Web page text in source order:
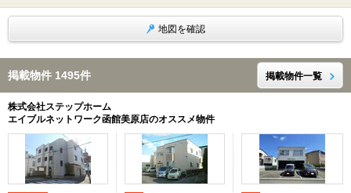
地図を確認
掲載物件 1495件 掲載物件一覧
株式会社ステップホーム
エイブルネットワーク函館美原店のオススメ物件